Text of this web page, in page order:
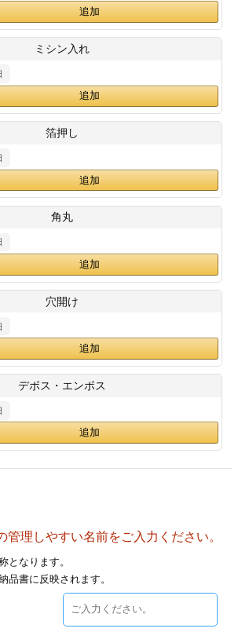
11
12
18
19
26
ミシン入れ
箔押し
角丸
穴開け
デボス・エンボス
理しやすい名前をご入力ください。
となります。
品書に反映されます。